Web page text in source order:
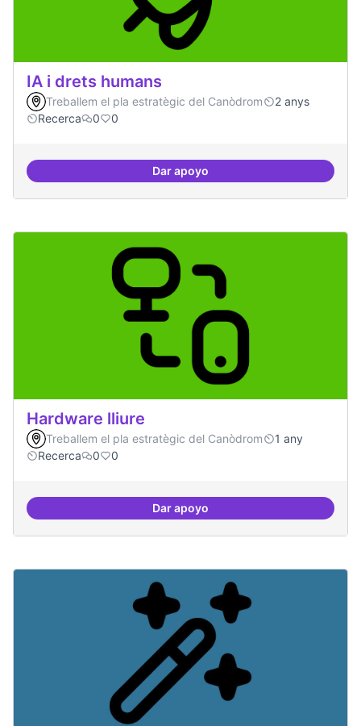
IA i drets humans
Treballem el pla estratègic del Canòdrom
2 anys
Recerca
0 0
Dar apoyoIA i drets humans
Hardware lliure
Treballem el pla estratègic del Canòdrom
1 any
Recerca
0 0
Dar apoyoHardware lliure